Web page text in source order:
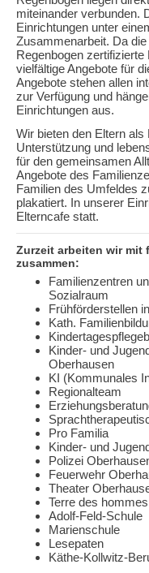
miteinander verbunden.
Einrichtungen unter
Zusammenarbeit. Da
Regenbogen
vielfältige Angebote für
Angebote stehen allen
zur Verfügung und
Einrichtungen aus.
Wir bieten den Eltern
Unterstützung und
für den gemeinsamen
Angebote des
Familien des Umfeldes
plakatiert. In unserer
Elterncafe statt.
Zurzeit arbeiten wir mit
zusammen:
Familienzentren
Sozialraum
Frühförderstellen
Kath.
Kinder- und
Oberhausen
KI (Kommunales
Regionalteam
Pro Familia
Kinder- und
Polizei
Feuerwehr
Theater
Terre des hommes
Adolf-Feld-Schule
Marienschule
Lesepaten
Käthe-Kollwitz-